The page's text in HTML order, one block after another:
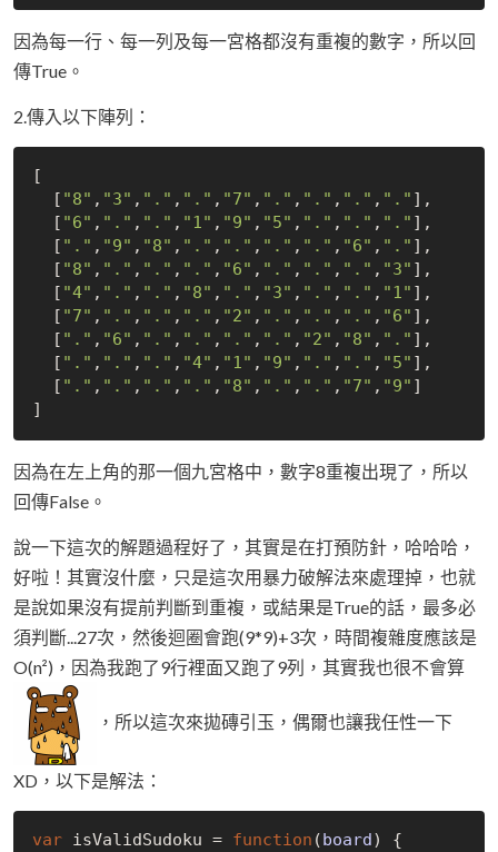
因為每一行、每一列及每一宮格都沒有重複的數字，所以回
傳True。
2.傳入以下陣列：
[
  [
"8" , "3" , "." , "." , "7" , "." , "." , "." , "." ],
  [
"6" , "." , "." , "1" , "9" , "5" , "." , "." , "." ],
  [
"." , "9" , "8" , "." , "." , "." , "." , "6" , "." ],
  [
"8" , "." , "." , "." , "6" , "." , "." , "." , "3" ],
  [
"4" , "." , "." , "8" , "." , "3" , "." , "." , "1" ],
  [
"7" , "." , "." , "." , "2" , "." , "." , "." , "6" ],
  [
"." , "6" , "." , "." , "." , "." , "2" , "8" , "." ],
  [
"." , "." , "." , "4" , "1" , "9" , "." , "." , "5" ],
  [
"." , "." , "." , "." , "8" , "." , "." , "7" , "9" ]
因為在左上角的那一個九宮格中，數字8重複出現了，所以
回傳False。
說一下這次的解題過程好了，其實是在打預防針，哈哈哈，
好啦！其實沒什麼，只是這次用暴力破解法來處理掉，也就
是說如果沒有提前判斷到重複，或結果是True的話，最多必
須判斷...27次，然後迴圈會跑(9*9)+3次，時間複雜度應該是
O(n²)，因為我跑了9行裡面又跑了9列，其實我也很不會算
，所以這次來拋磚引玉，偶爾也讓我任性一下
XD，以下是解法：
var isValidSudoku = function (board) {